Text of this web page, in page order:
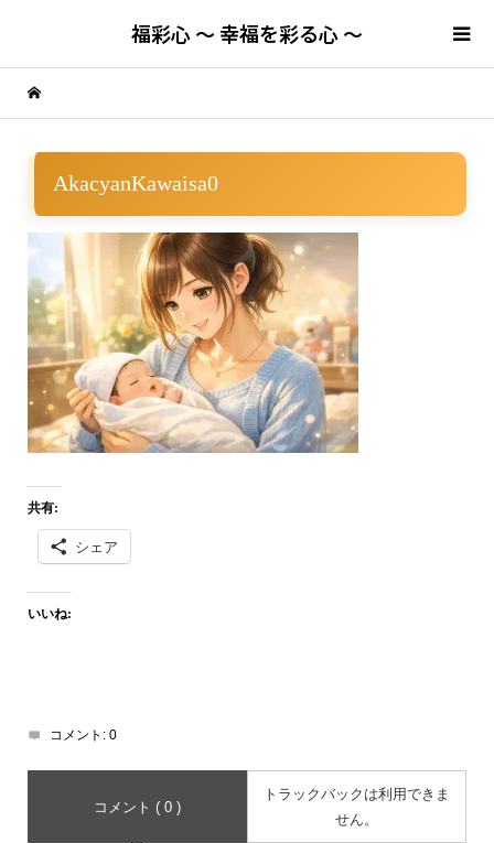
福彩心 ～ 幸福を彩る心 ～
AkacyanKawaisa0
共有:
シェア
いいね:
コメント: 0
コメント ( 0 )
トラックバックは利用できま
せん。